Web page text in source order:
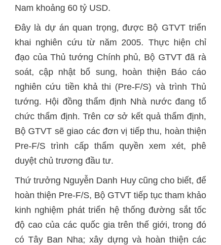
Nam khoảng 60 tỷ USD.
Đây là dự án quan trọng, được Bộ GTVT triển
khai nghiên cứu từ năm 2005. Thực hiện chỉ
đạo của Thủ tướng Chính phủ, Bộ GTVT đã rà
soát, cập nhật bổ sung, hoàn thiện Báo cáo
nghiên cứu tiền khả thi (Pre-F/S) và trình Thủ
tướng. Hội đồng thẩm định Nhà nước đang tổ
chức thẩm định. Trên cơ sở kết quả thẩm định,
Bộ GTVT sẽ giao các đơn vị tiếp thu, hoàn thiện
Pre-F/S trình cấp thẩm quyền xem xét, phê
duyệt chủ trương đầu tư.
Thứ trưởng Nguyễn Danh Huy cũng cho biết, để
hoàn thiện Pre-F/S, Bộ GTVT tiếp tục tham khảo
kinh nghiệm phát triển hệ thống đường sắt tốc
độ cao của các quốc gia trên thế giới, trong đó
có Tây Ban Nha; xây dựng và hoàn thiện các